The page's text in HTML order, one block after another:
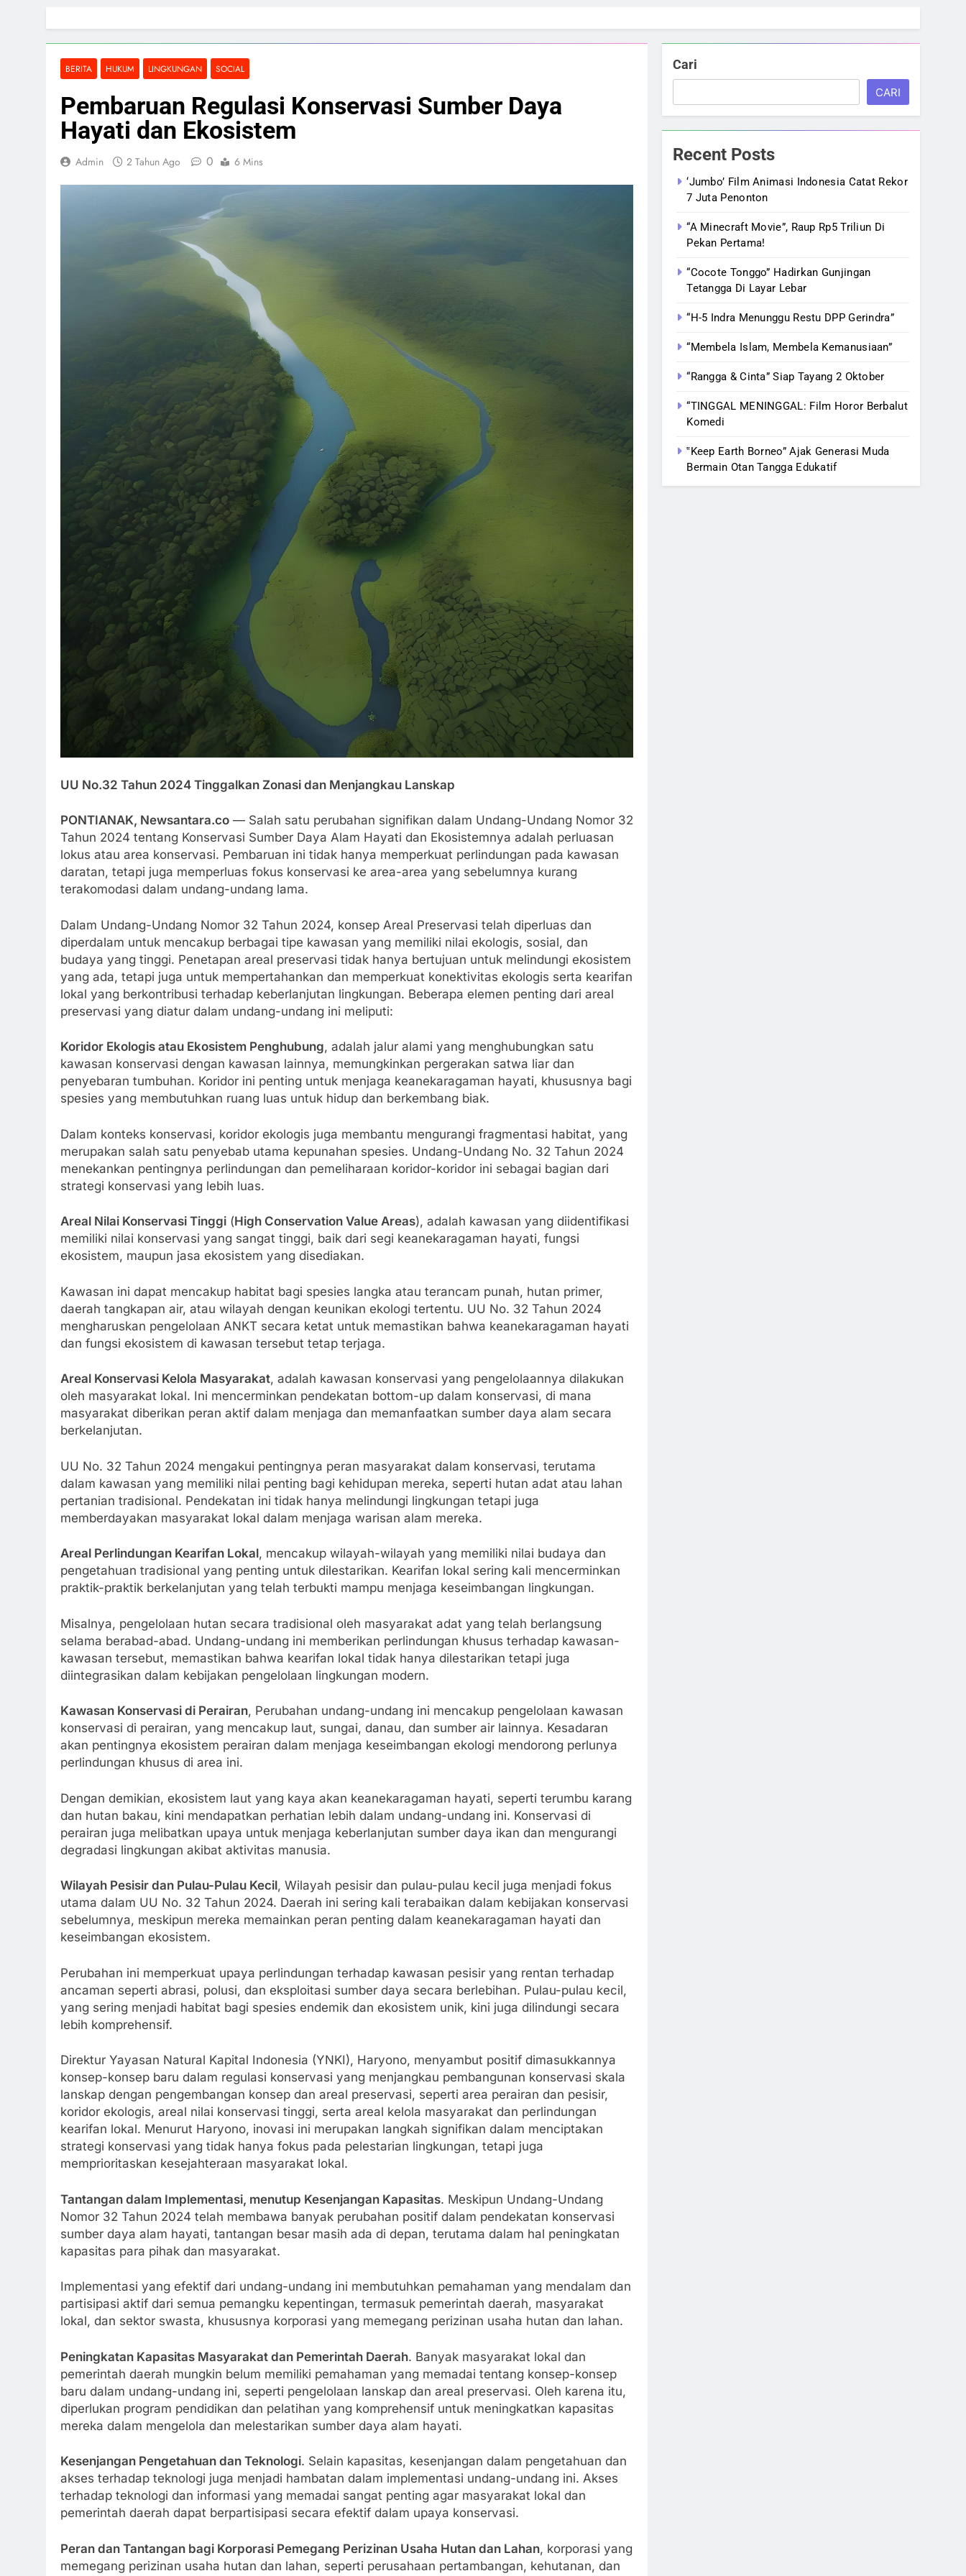
BERITA HUKUM LINGKUNGAN SOCIAL
Pembaruan Regulasi Konservasi Sumber Daya
Hayati dan Ekosistem
Admin 2 Tahun Ago 0 6 Mins
UU No.32 Tahun 2024 Tinggalkan Zonasi dan Menjangkau Lanskap
PONTIANAK, Newsantara.co — Salah satu perubahan signifikan dalam Undang-Undang Nomor 32
Tahun 2024 tentang Konservasi Sumber Daya Alam Hayati dan Ekosistemnya adalah perluasan
lokus atau area konservasi. Pembaruan ini tidak hanya memperkuat perlindungan pada kawasan
daratan, tetapi juga memperluas fokus konservasi ke area-area yang sebelumnya kurang
terakomodasi dalam undang-undang lama.
Dalam Undang-Undang Nomor 32 Tahun 2024, konsep Areal Preservasi telah diperluas dan
diperdalam untuk mencakup berbagai tipe kawasan yang memiliki nilai ekologis, sosial, dan
budaya yang tinggi. Penetapan areal preservasi tidak hanya bertujuan untuk melindungi ekosistem
yang ada, tetapi juga untuk mempertahankan dan memperkuat konektivitas ekologis serta kearifan
lokal yang berkontribusi terhadap keberlanjutan lingkungan. Beberapa elemen penting dari areal
preservasi yang diatur dalam undang-undang ini meliputi:
Koridor Ekologis atau Ekosistem Penghubung, adalah jalur alami yang menghubungkan satu
kawasan konservasi dengan kawasan lainnya, memungkinkan pergerakan satwa liar dan
penyebaran tumbuhan. Koridor ini penting untuk menjaga keanekaragaman hayati, khususnya bagi
spesies yang membutuhkan ruang luas untuk hidup dan berkembang biak.
Dalam konteks konservasi, koridor ekologis juga membantu mengurangi fragmentasi habitat, yang
merupakan salah satu penyebab utama kepunahan spesies. Undang-Undang No. 32 Tahun 2024
menekankan pentingnya perlindungan dan pemeliharaan koridor-koridor ini sebagai bagian dari
strategi konservasi yang lebih luas.
Areal Nilai Konservasi Tinggi (High Conservation Value Areas), adalah kawasan yang diidentifikasi
memiliki nilai konservasi yang sangat tinggi, baik dari segi keanekaragaman hayati, fungsi
ekosistem, maupun jasa ekosistem yang disediakan.
Kawasan ini dapat mencakup habitat bagi spesies langka atau terancam punah, hutan primer,
daerah tangkapan air, atau wilayah dengan keunikan ekologi tertentu. UU No. 32 Tahun 2024
mengharuskan pengelolaan ANKT secara ketat untuk memastikan bahwa keanekaragaman hayati
dan fungsi ekosistem di kawasan tersebut tetap terjaga.
Areal Konservasi Kelola Masyarakat, adalah kawasan konservasi yang pengelolaannya dilakukan
oleh masyarakat lokal. Ini mencerminkan pendekatan bottom-up dalam konservasi, di mana
masyarakat diberikan peran aktif dalam menjaga dan memanfaatkan sumber daya alam secara
berkelanjutan.
UU No. 32 Tahun 2024 mengakui pentingnya peran masyarakat dalam konservasi, terutama
dalam kawasan yang memiliki nilai penting bagi kehidupan mereka, seperti hutan adat atau lahan
pertanian tradisional. Pendekatan ini tidak hanya melindungi lingkungan tetapi juga
memberdayakan masyarakat lokal dalam menjaga warisan alam mereka.
Areal Perlindungan Kearifan Lokal, mencakup wilayah-wilayah yang memiliki nilai budaya dan
pengetahuan tradisional yang penting untuk dilestarikan. Kearifan lokal sering kali mencerminkan
praktik-praktik berkelanjutan yang telah terbukti mampu menjaga keseimbangan lingkungan.
Misalnya, pengelolaan hutan secara tradisional oleh masyarakat adat yang telah berlangsung
selama berabad-abad. Undang-undang ini memberikan perlindungan khusus terhadap kawasan-
kawasan tersebut, memastikan bahwa kearifan lokal tidak hanya dilestarikan tetapi juga
diintegrasikan dalam kebijakan pengelolaan lingkungan modern.
Kawasan Konservasi di Perairan, Perubahan undang-undang ini mencakup pengelolaan kawasan
konservasi di perairan, yang mencakup laut, sungai, danau, dan sumber air lainnya. Kesadaran
akan pentingnya ekosistem perairan dalam menjaga keseimbangan ekologi mendorong perlunya
perlindungan khusus di area ini.
Dengan demikian, ekosistem laut yang kaya akan keanekaragaman hayati, seperti terumbu karang
dan hutan bakau, kini mendapatkan perhatian lebih dalam undang-undang ini. Konservasi di
perairan juga melibatkan upaya untuk menjaga keberlanjutan sumber daya ikan dan mengurangi
degradasi lingkungan akibat aktivitas manusia.
Wilayah Pesisir dan Pulau-Pulau Kecil, Wilayah pesisir dan pulau-pulau kecil juga menjadi fokus
utama dalam UU No. 32 Tahun 2024. Daerah ini sering kali terabaikan dalam kebijakan konservasi
sebelumnya, meskipun mereka memainkan peran penting dalam keanekaragaman hayati dan
keseimbangan ekosistem.
Perubahan ini memperkuat upaya perlindungan terhadap kawasan pesisir yang rentan terhadap
ancaman seperti abrasi, polusi, dan eksploitasi sumber daya secara berlebihan. Pulau-pulau kecil,
yang sering menjadi habitat bagi spesies endemik dan ekosistem unik, kini juga dilindungi secara
lebih komprehensif.
Direktur Yayasan Natural Kapital Indonesia (YNKI), Haryono, menyambut positif dimasukkannya
konsep-konsep baru dalam regulasi konservasi yang menjangkau pembangunan konservasi skala
lanskap dengan pengembangan konsep dan areal preservasi, seperti area perairan dan pesisir,
koridor ekologis, areal nilai konservasi tinggi, serta areal kelola masyarakat dan perlindungan
kearifan lokal. Menurut Haryono, inovasi ini merupakan langkah signifikan dalam menciptakan
strategi konservasi yang tidak hanya fokus pada pelestarian lingkungan, tetapi juga
memprioritaskan kesejahteraan masyarakat lokal.
Tantangan dalam Implementasi, menutup Kesenjangan Kapasitas. Meskipun Undang-Undang
Nomor 32 Tahun 2024 telah membawa banyak perubahan positif dalam pendekatan konservasi
sumber daya alam hayati, tantangan besar masih ada di depan, terutama dalam hal peningkatan
kapasitas para pihak dan masyarakat.
Implementasi yang efektif dari undang-undang ini membutuhkan pemahaman yang mendalam dan
partisipasi aktif dari semua pemangku kepentingan, termasuk pemerintah daerah, masyarakat
lokal, dan sektor swasta, khususnya korporasi yang memegang perizinan usaha hutan dan lahan.
Peningkatan Kapasitas Masyarakat dan Pemerintah Daerah. Banyak masyarakat lokal dan
pemerintah daerah mungkin belum memiliki pemahaman yang memadai tentang konsep-konsep
baru dalam undang-undang ini, seperti pengelolaan lanskap dan areal preservasi. Oleh karena itu,
diperlukan program pendidikan dan pelatihan yang komprehensif untuk meningkatkan kapasitas
mereka dalam mengelola dan melestarikan sumber daya alam hayati.
Kesenjangan Pengetahuan dan Teknologi. Selain kapasitas, kesenjangan dalam pengetahuan dan
akses terhadap teknologi juga menjadi hambatan dalam implementasi undang-undang ini. Akses
terhadap teknologi dan informasi yang memadai sangat penting agar masyarakat lokal dan
pemerintah daerah dapat berpartisipasi secara efektif dalam upaya konservasi.
Peran dan Tantangan bagi Korporasi Pemegang Perizinan Usaha Hutan dan Lahan, korporasi yang
memegang perizinan usaha hutan dan lahan, seperti perusahaan pertambangan, kehutanan, dan
Cari
CARI
Recent Posts
‘Jumbo’ Film Animasi Indonesia Catat Rekor
7 Juta Penonton
“A Minecraft Movie”, Raup Rp5 Triliun Di
Pekan Pertama!
“Cocote Tonggo” Hadirkan Gunjingan
Tetangga Di Layar Lebar
“H-5 Indra Menunggu Restu DPP Gerindra”
“Membela Islam, Membela Kemanusiaan”
“Rangga & Cinta” Siap Tayang 2 Oktober
“TINGGAL MENINGGAL: Film Horor Berbalut
Komedi
‟Keep Earth Borneo” Ajak Generasi Muda
Bermain Otan Tangga Edukatif